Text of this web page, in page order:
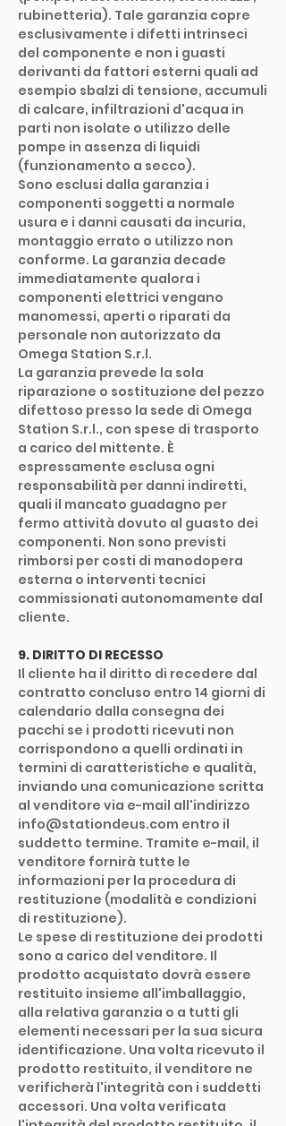
rubinetteria). Tale garanzia copre
esclusivamente i difetti intrinseci
del componente e non i guasti
derivanti da fattori esterni quali ad
esempio sbalzi di tensione, accumuli
di calcare, infiltrazioni d'acqua in
parti non isolate o utilizzo delle
pompe in assenza di liquidi
(funzionamento a secco).
Sono esclusi dalla garanzia i
componenti soggetti a normale
usura e i danni causati da incuria,
montaggio errato o utilizzo non
conforme. La garanzia decade
immediatamente qualora i
componenti elettrici vengano
manomessi, aperti o riparati da
personale non autorizzato da
Omega Station S.r.l.
La garanzia prevede la sola
riparazione o sostituzione del pezzo
difettoso presso la sede di Omega
Station S.r.l., con spese di trasporto
a carico del mittente. È
espressamente esclusa ogni
responsabilità per danni indiretti,
quali il mancato guadagno per
fermo attività dovuto al guasto dei
componenti. Non sono previsti
rimborsi per costi di manodopera
esterna o interventi tecnici
commissionati autonomamente dal
cliente.
9. DIRITTO DI RECESSO
Il cliente ha il diritto di recedere dal
contratto concluso entro 14 giorni di
calendario dalla consegna dei
pacchi se i prodotti ricevuti non
corrispondono a quelli ordinati in
termini di caratteristiche e qualità,
inviando una comunicazione scritta
al venditore via e-mail all'indirizzo
info@stationdeus.com entro il
suddetto termine. Tramite e-mail, il
venditore fornirà tutte le
informazioni per la procedura di
restituzione (modalità e condizioni
di restituzione).
Le spese di restituzione dei prodotti
sono a carico del venditore. Il
prodotto acquistato dovrà essere
restituito insieme all'imballaggio,
alla relativa garanzia o a tutti gli
elementi necessari per la sua sicura
identificazione. Una volta ricevuto il
prodotto restituito, il venditore ne
verificherà l'integrità con i suddetti
accessori. Una volta verificata